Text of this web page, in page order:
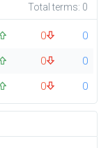
Total terms: 0
0
0
0
0
0 0